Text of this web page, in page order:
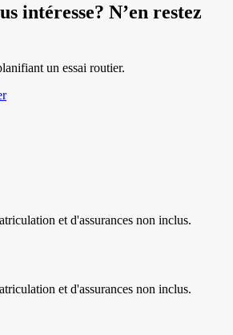
intéresse? N’en restez
un essai routier.
et d'assurances non inclus.
et d'assurances non inclus.